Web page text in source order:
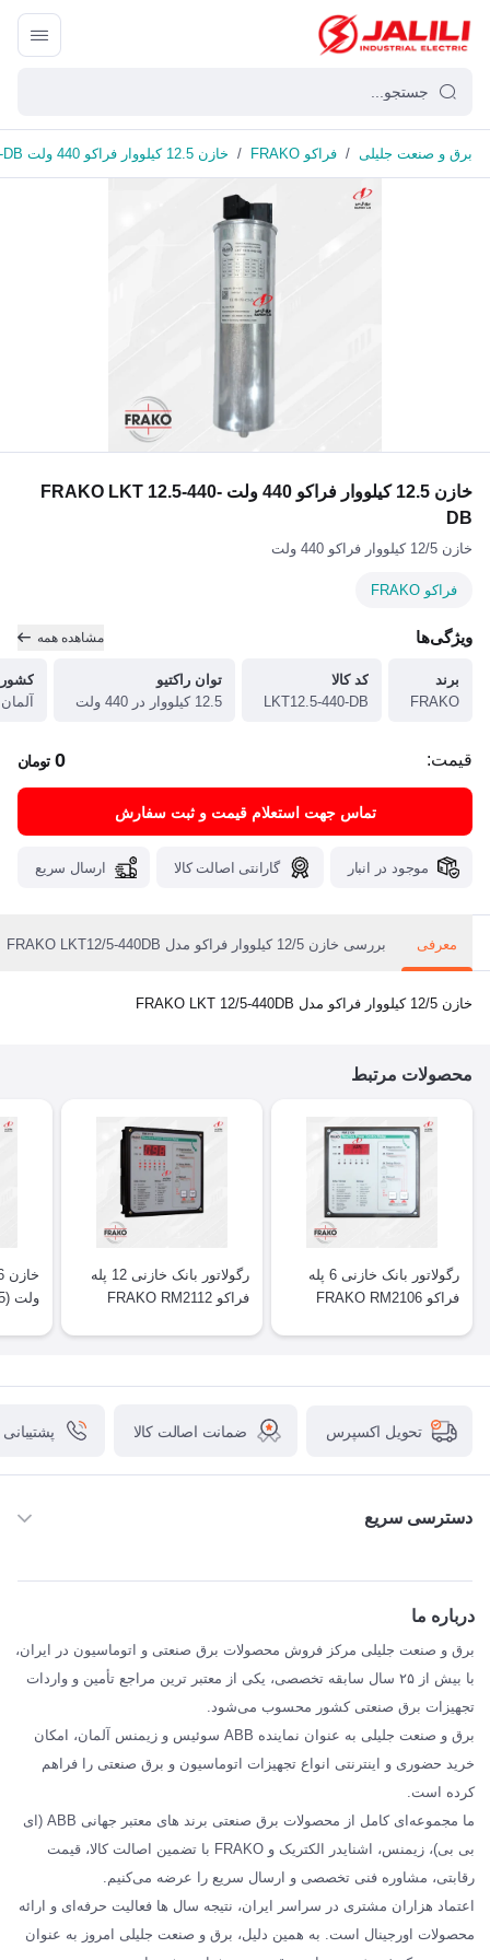
برق و صنعت جلیلی / فراکو FRAKO / خازن 12.5 کیلووار فراکو 440 ولت FRAKO LKT 12.5-440-DB
خازن 12.5 کیلووار فراکو 440 ولت FRAKO LKT 12.5-440-
DB
خازن 12/5 کیلووار فراکو 440 ولت
فراکو FRAKO
ویژگی‌ها مشاهده همه
برند
FRAKO
کد کالا
LKT12.5-440-DB
توان راکتیو
12.5 کیلووار در 440 ولت
کشور
آلمان
قیمت: 0 تومان
تماس جهت استعلام قیمت و ثبت سفارش
موجود در انبار گارانتی اصالت کالا ارسال سریع
معرفی بررسی خازن 12/5 کیلووار فراکو مدل FRAKO LKT12/5-440DB
خازن 12/5 کیلووار فراکو مدل FRAKO LKT 12/5-440DB
محصولات مرتبط
رگولاتور بانک خازنی 6 پله
فراکو FRAKO RM2106
رگولاتور بانک خازنی 12 پله
فراکو FRAKO RM2112
تحویل اکسپرس ضمانت اصالت کالا
دسترسی سریع
SCHNEIDER
فراکو FRAKO
مقالات تخصصی برق صنعتی
درباره ما
برق و صنعت جلیلی مرکز فروش محصولات برق صنعتی و اتوماسیون در ایران،
با بیش از ۲۵ سال سابقه تخصصی، یکی از معتبر ترین مراجع تأمین و واردات
تجهیزات برق صنعتی کشور محسوب می‌شود.
برق و صنعت جلیلی به عنوان نماینده ABB سوئیس و زیمنس آلمان، امکان
خرید حضوری و اینترنتی انواع تجهیزات اتوماسیون و برق صنعتی را فراهم
کرده است.
ما مجموعه‌ای کامل از محصولات برق صنعتی برند های معتبر جهانی ABB (ای
بی بی)، زیمنس، اشنایدر الکتریک و FRAKO با تضمین اصالت کالا، قیمت
رقابتی، مشاوره فنی تخصصی و ارسال سریع را عرضه می‌کنیم.
اعتماد هزاران مشتری در سراسر ایران، نتیجه سال ها فعالیت حرفه‌ای و ارائه
محصولات اورجینال است. به همین دلیل، برق و صنعت جلیلی امروز به عنوان